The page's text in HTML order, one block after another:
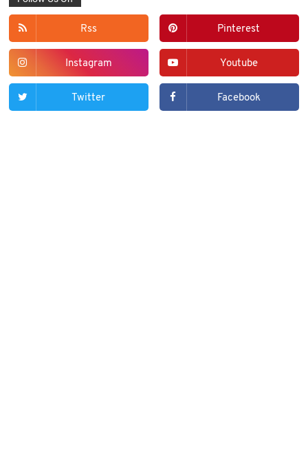
Rss Pinterest
Instagram Youtube
Twitter Facebook